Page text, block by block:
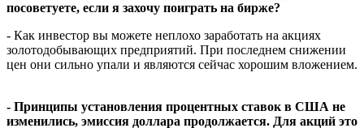
посоветуете, если я захочу поиграть на бирже?
- Как инвестор вы можете неплохо заработать на акциях
золотодобывающих предприятий. При последнем снижении
цен они сильно упали и являются сейчас хорошим вложением.
- Принципы установления процентных ставок в США не
изменились, эмиссия доллара продолжается. Для акций это